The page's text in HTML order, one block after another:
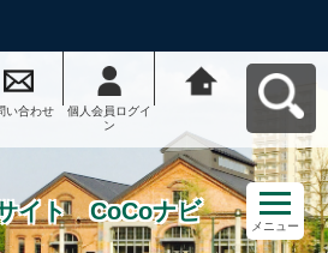
い合わせ
個人会員ログイ
ン
ナビへ戻る
イト CoCoナビ
メニュー